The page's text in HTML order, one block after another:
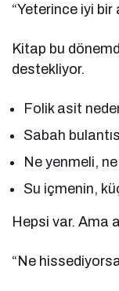
“Yeterince iyi bir
Kitap bu
destekliyor.
Folik asit
Sabah
Ne yenmeli,
Su içmenin,
Hepsi var. Ama
“Ne